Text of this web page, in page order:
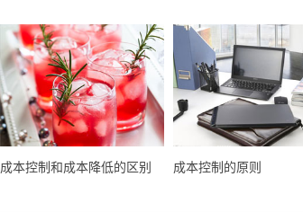
成本控制和成本降低的区别 成本控制的原则